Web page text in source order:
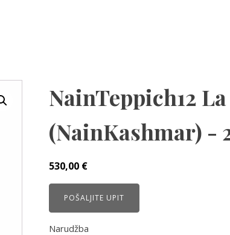
NainTeppich12
(NainKashmar) -
530,00 €
POŠALJITE UPIT
Narudžba